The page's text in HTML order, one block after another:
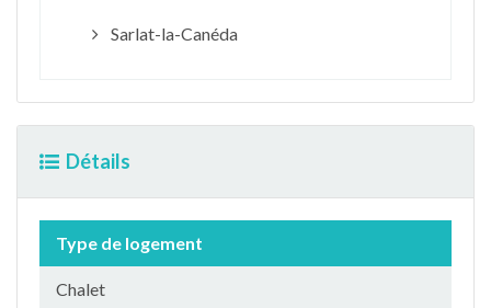
Sarlat-la-Canéda
Détails
Type de logement
Chalet